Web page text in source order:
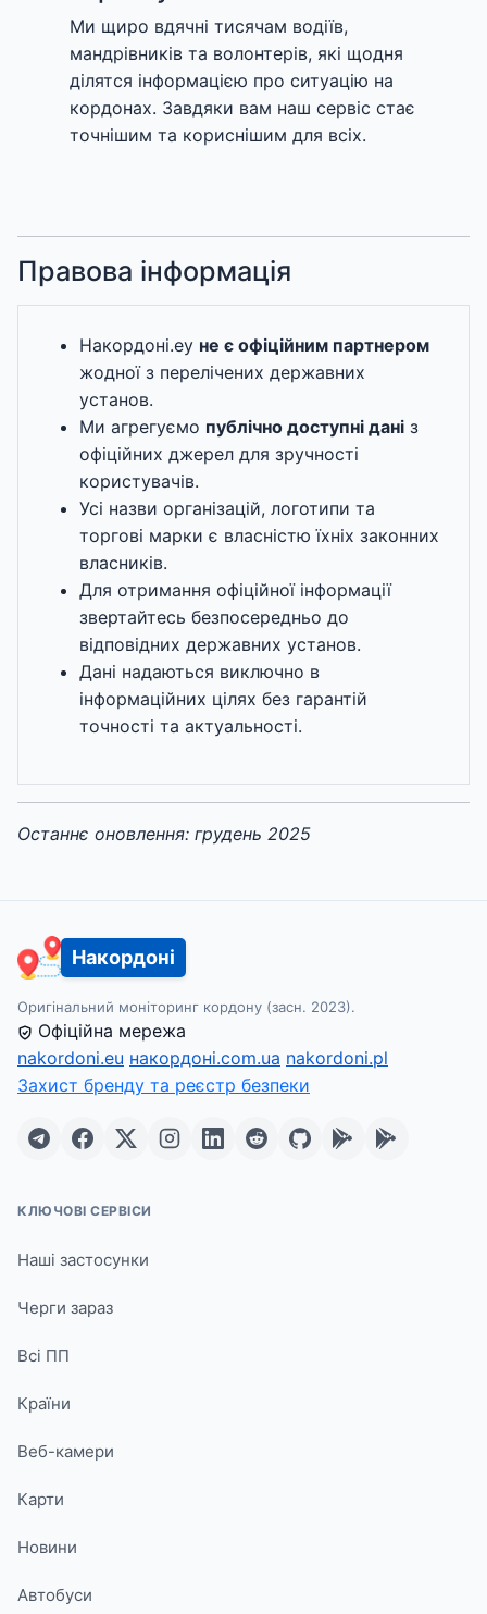
Ми щиро вдячні тисячам водіїв,
мандрівників та волонтерів, які щодня
ділятся інформацією про ситуацію на
кордонах. Завдяки вам наш сервіс стає
точнішим та кориснішим для всіх.
Правова інформація
Накордоні.еу не є офіційним партнером
жодної з перелічених державних
установ.
Ми агрегуємо публічно доступні дані з
офіційних джерел для зручності
користувачів.
Усі назви організацій, логотипи та
торгові марки є власністю їхніх законних
власників.
Для отримання офіційної інформації
звертайтесь безпосередньо до
відповідних державних установ.
Дані надаються виключно в
інформаційних цілях без гарантій
точності та актуальності.
Останнє оновлення: грудень 2025
Накордоні
Оригінальний моніторинг кордону (засн. 2023).
Офіційна мережа
nakordoni.eu накордоні.com.ua nakordoni.pl
Захист бренду та реєстр безпеки
КЛЮЧОВІ СЕРВІСИ
Наші застосунки
Черги зараз
Всі ПП
Країни
Веб-камери
Карти
Новини
Автобуси